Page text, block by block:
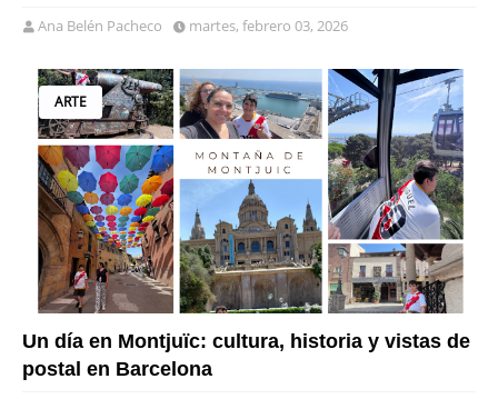
Ana Belén Pacheco martes, febrero 03, 2026
ARTE
Un día en Montjuïc: cultura, historia y vistas de
postal en Barcelona